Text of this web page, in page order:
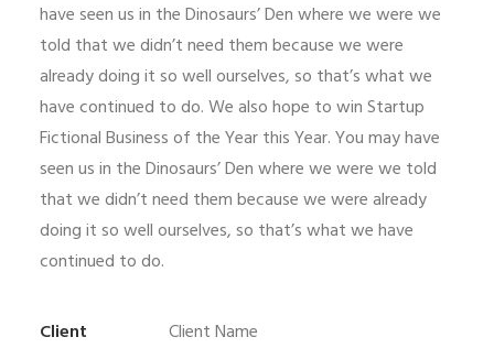
have seen us in the Dinosaurs’ Den where we were we
told that we didn’t need them because we were
already doing it so well ourselves, so that’s what we
have continued to do. We also hope to win Startup
Fictional Business of the Year this Year. You may have
seen us in the Dinosaurs’ Den where we were we told
that we didn’t need them because we were already
doing it so well ourselves, so that’s what we have
continued to do.
Client
Client Name